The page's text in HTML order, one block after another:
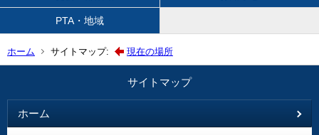
PTA・地域
ホーム サイトマップ: 現在の場所
サイトマップ
ホーム